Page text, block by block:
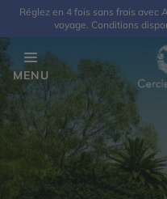
Réglez en 4 fois sans frais avec
voyage. Conditions
MENU